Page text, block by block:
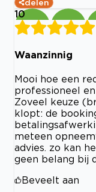
delen
10
Waanzinnig
Mooi hoe een
professioneel
Zoveel keuze
klopt: de
meteen
advies. zo kan
geen belang bij
Beveelt aan